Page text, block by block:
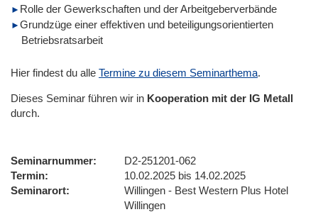
Rolle der Gewerkschaften und der Arbeitgeberverbände
Grundzüge einer effektiven und beteiligungsorientierten
Betriebsratsarbeit
Hier findest du alle Termine zu diesem Seminarthema.
Dieses Seminar führen wir in Kooperation mit der IG Metall
durch.
Seminarnummer
D2-251201-062
Termin
10.02.2025 bis 14.02.2025
Seminarort
Willingen - Best Western Plus Hotel
Willingen